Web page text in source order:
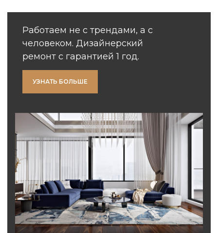
Работаем не с трендами, а с
человеком. Дизайнерский
ремонт с гарантией 1 год.
УЗНАТЬ БОЛЬШЕ